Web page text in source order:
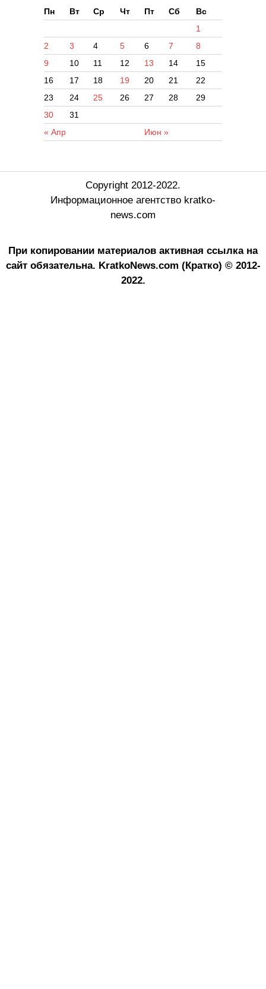
Пн
Вт Ср Чт Пт Сб Вс
« Апр Июн »
1
2
3 4 5 6 7
8
9
10 11 12 13 14
15
16
17 18 19 20 21
22
23
24 25 26 27 28
29
30
31
Copyright 2012-2022.
Информационное агентство kratko-
news.com
При копировании материалов активная ссылка на
сайт обязательна. KratkoNews.com (Кратко) © 2012-
2022.